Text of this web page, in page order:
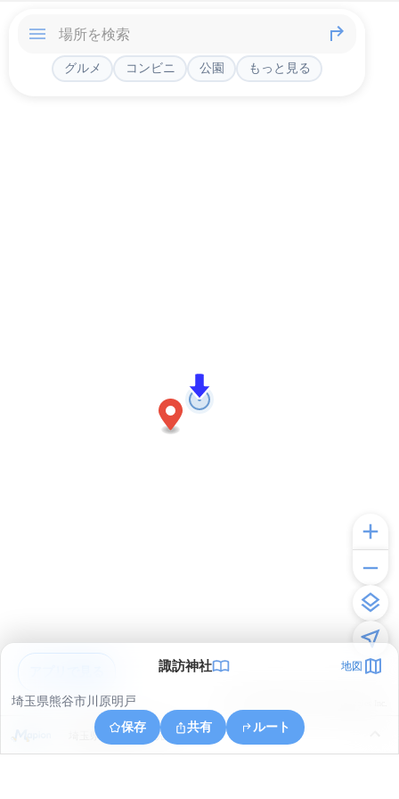
グルメ コンビニ 公園 もっと見る
諏訪神社 地図
埼玉県熊谷市川原明戸
保存
共有 ルート
埼玉県熊谷市三ケ尻